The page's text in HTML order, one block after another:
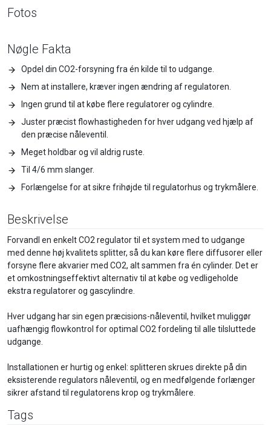
Nøgle Fakta
Opdel din CO2-forsyning fra én kilde til to udgange.
Nem at installere, kræver ingen ændring af regulatoren.
Ingen grund til at købe flere regulatorer og cylindre.
Juster præcist flowhastigheden for hver udgang ved hjælp af
den præcise nåleventil.
Meget holdbar og vil aldrig ruste.
Til 4/6 mm slanger.
Forlængelse for at sikre frihøjde til regulatorhus og trykmålere.
Beskrivelse
Forvandl en enkelt CO2 regulator til et system med to udgange
med denne høj kvalitets splitter, så du kan køre flere diffusorer eller
forsyne flere akvarier med CO2, alt sammen fra én cylinder. Det er
et omkostningseffektivt alternativ til at købe og vedligeholde
ekstra regulatorer og gascylindre.
Hver udgang har sin egen præcisions-nåleventil, hvilket muliggør
uafhængig flowkontrol for optimal CO2 fordeling til alle tilsluttede
udgange.
Installationen er hurtig og enkel: splitteren skrues direkte på din
eksisterende regulators nåleventil, og en medfølgende forlænger
sikrer afstand til regulatorens krop og trykmålere.
Fotos
Tags